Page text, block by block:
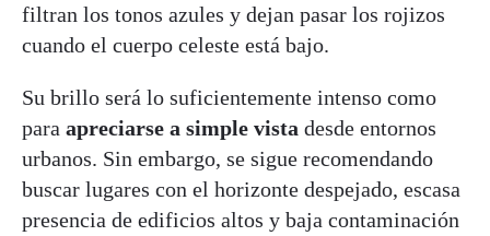
filtran los tonos azules y dejan pasar los rojizos
cuando el cuerpo celeste está bajo.
Su brillo será lo suficientemente intenso como
para apreciarse a simple vista desde entornos
urbanos. Sin embargo, se sigue recomendando
buscar lugares con el horizonte despejado, escasa
presencia de edificios altos y baja contaminación